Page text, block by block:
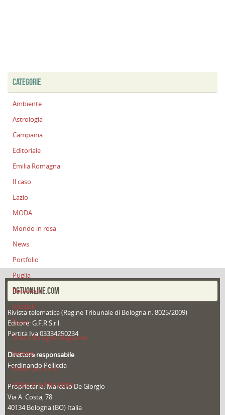
CATEGORIE
Ambiente
Astrologia
Campania
Editoriale
Emilia Romagna
Il caso
Lazio
MODA
Mondo in rosa
News
Portfolio
Puglia
Redazioni
Speciali
Sport
That's Bologna Magazine
Veneto
Video (archivio)
Video in primo piano
DGTVONLINE.COM
Rivista telematica (Reg.ne Tribunale di Bologna n. 8025/2009)
Editore: G.F.R S.r.l.
Partita Iva 03334250234
Direttore responsabile
Ferdinando Pelliccia
Proprietario: Marcello De Giorgio
Via A. Costa, 78
40134 Bologna (BO) Italia